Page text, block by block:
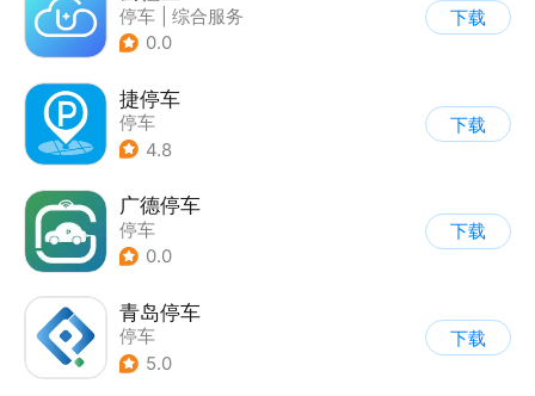
停车
综合服务
0.0
下载
捷停车
停车
4.8
下载
广德停车
停车
0.0
下载
青岛停车
停车
5.0
下载